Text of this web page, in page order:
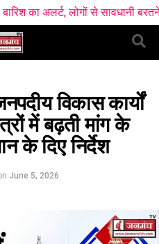
से सावधानी बरतने की अपील
विकास कार्यों
में बढ़ती मांग के
के दिए निर्देश
June 5, 2026